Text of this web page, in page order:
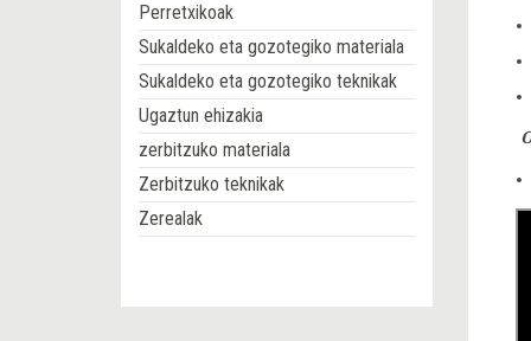
Perretxikoak
Sukaldeko eta gozotegiko materiala
Sukaldeko eta gozotegiko teknikak
Ugaztun ehizakia
zerbitzuko materiala
Zerbitzuko teknikak
Zerealak